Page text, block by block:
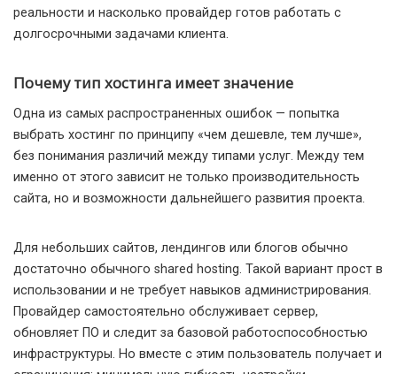
реальности и насколько провайдер готов работать с
долгосрочными задачами клиента.
Почему тип хостинга имеет значение
Одна из самых распространенных ошибок — попытка
выбрать хостинг по принципу «чем дешевле, тем лучше»,
без понимания различий между типами услуг. Между тем
именно от этого зависит не только производительность
сайта, но и возможности дальнейшего развития проекта.
Для небольших сайтов, лендингов или блогов обычно
достаточно обычного shared hosting. Такой вариант прост в
использовании и не требует навыков администрирования.
Провайдер самостоятельно обслуживает сервер,
обновляет ПО и следит за базовой работоспособностью
инфраструктуры. Но вместе с этим пользователь получает и